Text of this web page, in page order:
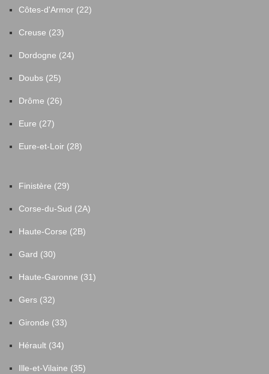
Côtes-d'Armor (22)
Creuse (23)
Dordogne (24)
Doubs (25)
Drôme (26)
Eure (27)
Eure-et-Loir (28)
Finistère (29)
Corse-du-Sud (2A)
Haute-Corse (2B)
Gard (30)
Haute-Garonne (31)
Gers (32)
Gironde (33)
Hérault (34)
Ille-et-Vilaine (35)